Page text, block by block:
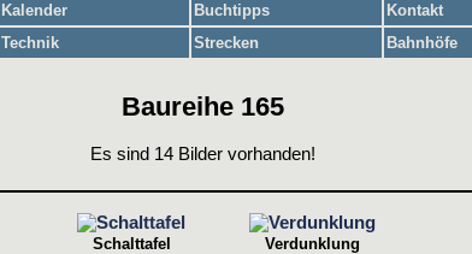
Kalender Buchtipps Kontakt
Technik Strecken Bahnhöfe
Baureihe 165
Es sind 14 Bilder vorhanden!
Schalttafel Verdunklung